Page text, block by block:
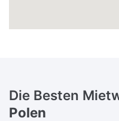
Die Besten
Polen